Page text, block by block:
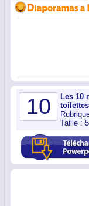
10
Les 10
toilettes
Taille :